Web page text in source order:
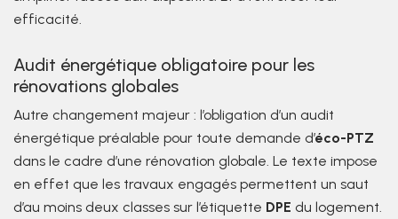
efficacité.
Audit énergétique obligatoire pour les
rénovations globales
Autre changement majeur : l’obligation d’un audit
énergétique préalable pour toute demande d’éco-PTZ
dans le cadre d’une rénovation globale. Le texte impose
en effet que les travaux engagés permettent un saut
d’au moins deux classes sur l’étiquette DPE du logement.